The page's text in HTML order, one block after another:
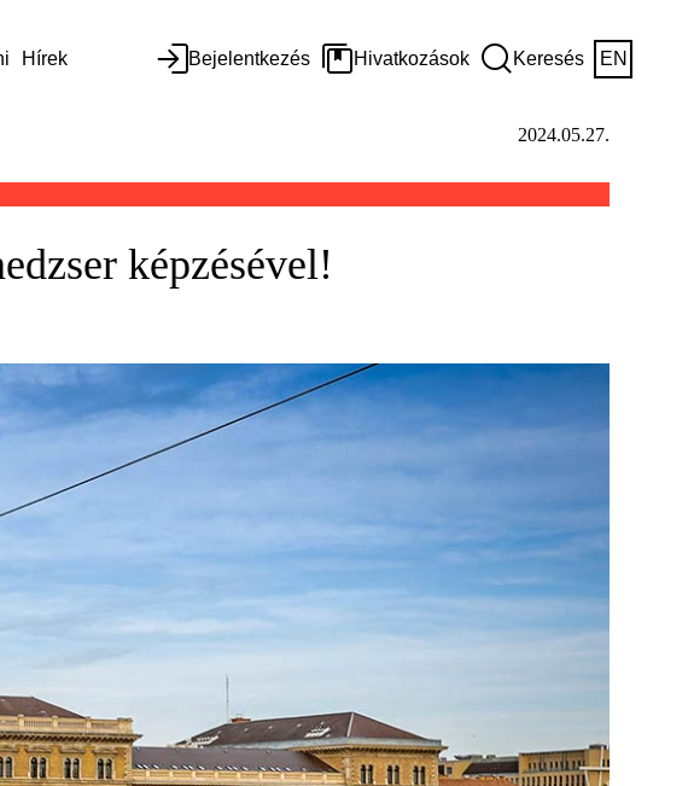
Hírek Bejelentkezés Hivatkozások Keresés EN
2024.05.27.
képzésével!